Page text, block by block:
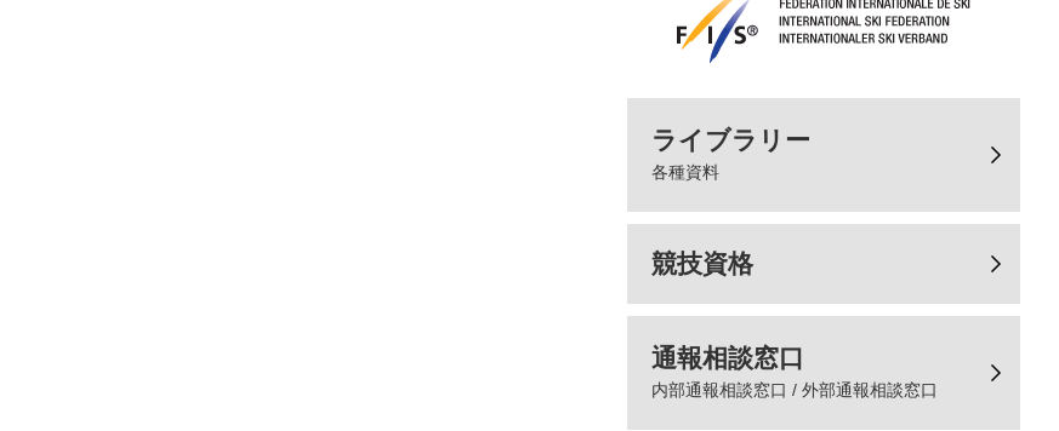
ライブラリー
各種資料
競技資格
通報相談窓口
内部通報相談窓口 / 外部通報相談窓口